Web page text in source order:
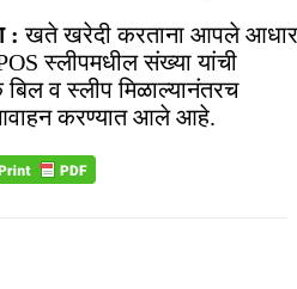
: खते खरेदी करताना आपले आधार
स्लीपमधील संख्या यांची
व स्लीप मिळाल्यानंतरच
करण्यात आले आहे.